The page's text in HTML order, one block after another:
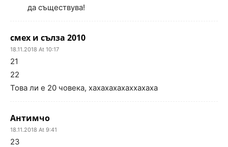
да съществува!
смех и сълза 2010
18.11.2018 At 10:17
21
22
Това ли е 20 човека, хахахахахаххахаха
Антимчо
18.11.2018 At 9:41
23